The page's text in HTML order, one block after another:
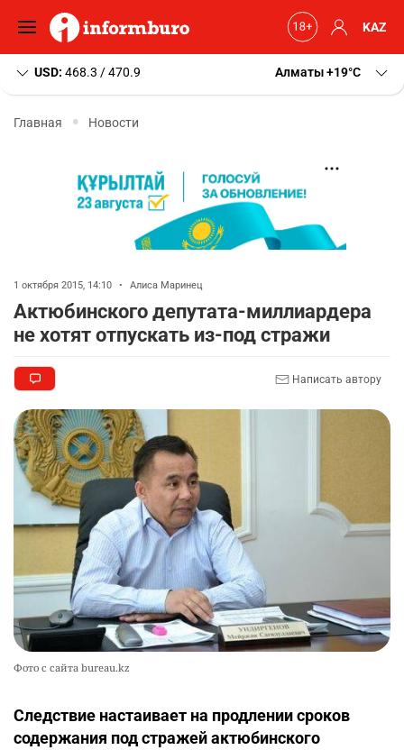
KAZ
USD: 468.3 / 470.9 Алматы+19 C
Главная Новости
1 октября 2015, 14:10 • Алиса Маринец
Актюбинского депутата-миллиардера
не хотят отпускать из-под стражи
Написать автору
Фото с сайта bureau.kz
Следствие настаивает на продлении сроков
содержания под стражей актюбинского